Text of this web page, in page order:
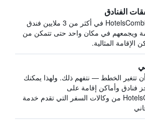
الفنادق
يبحث HotelsCombined في أكثر من 3 ملايين فندق
ويجمعهم في مكان واحد حتى تتمكن من
الإقامة المثالية.
تتغير الخطط — نتفهم ذلك. ولهذا يمكنك
فنادق وأماكن إقامة على
HotelsCombined من وكالات السفر التي تقدم خدمة